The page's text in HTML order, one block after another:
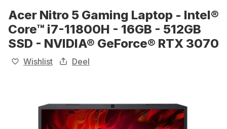
Acer Nitro 5 Gaming Laptop - Intel®
Core™ i7-11800H - 16GB - 512GB
SSD - NVIDIA® GeForce® RTX 3070
Wishlist Deel